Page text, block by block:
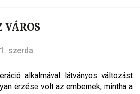
VÁROS
szerda
alkalmával látványos változást
érzése volt az embernek, mintha a